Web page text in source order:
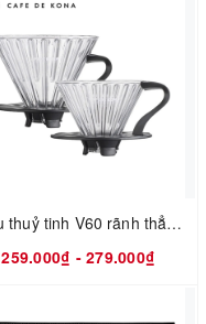
Phễu thuỷ tinh V60 rãnh thẳng đế nhựa CAFE DE KONA
259.000₫ - 279.000₫